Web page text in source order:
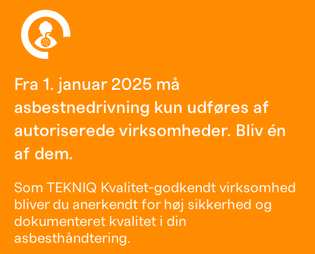
Fra 1. januar 2025 må
asbestnedrivning kun udføres af
autoriserede virksomheder. Bliv én
af dem.
Som TEKNIQ Kvalitet-godkendt virksomhed
bliver du anerkendt for høj sikkerhed og
dokumenteret kvalitet i din
asbesthåndtering.